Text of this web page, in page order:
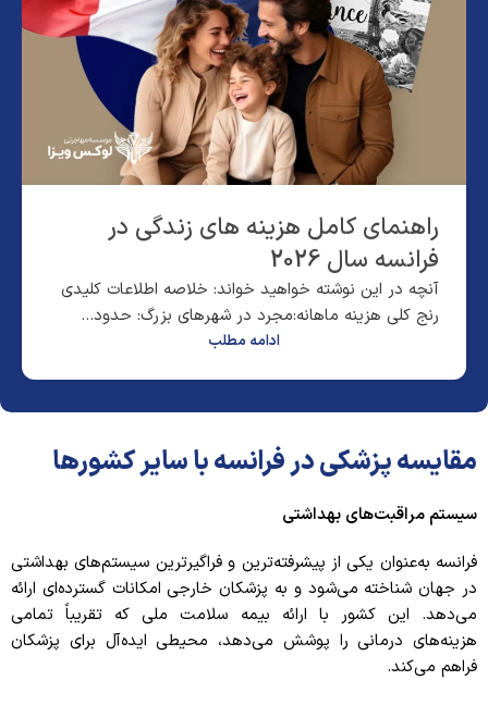
راهنمای کامل هزینه های زندگی در
فرانسه سال 2026
آنچه در این نوشته خواهید خواند: خلاصه اطلاعات کلیدی
رنج کلی هزینه ماهانه:مجرد در شهرهای بزرگ: حدود...
ادامه مطلب
مقایسه پزشکی در فرانسه با سایر کشورها
سیستم مراقبت‌های بهداشتی
فرانسه به‌عنوان یکی از پیشرفته‌ترین و فراگیرترین سیستم‌های بهداشتی
در جهان شناخته می‌شود و به پزشکان خارجی امکانات گسترده‌ای ارائه
می‌دهد. این کشور با ارائه بیمه سلامت ملی که تقریباً تمامی
هزینه‌های درمانی را پوشش می‌دهد، محیطی ایده‌آل برای پزشکان
فراهم می‌کند.